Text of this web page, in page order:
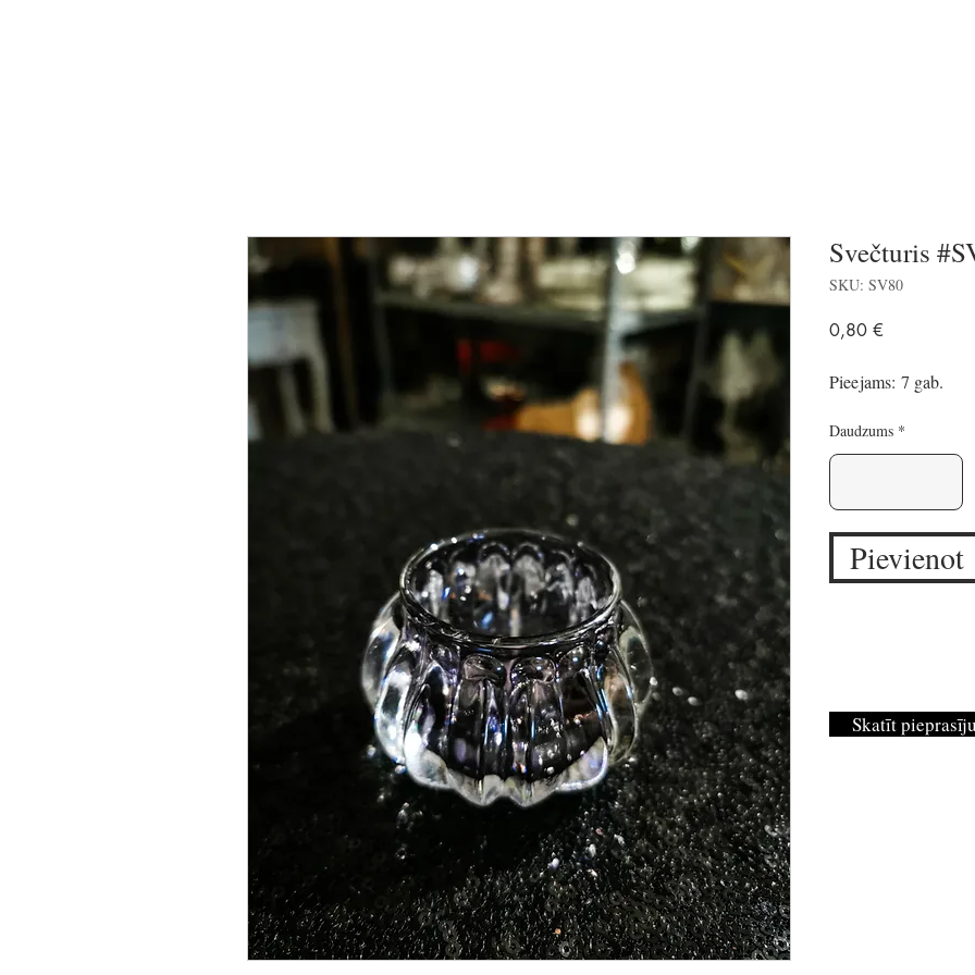
Svečturis
SKU: SV80
0,80 €
Pievienot
Skatīt
Daudzums
Pieejams: 7 gab.